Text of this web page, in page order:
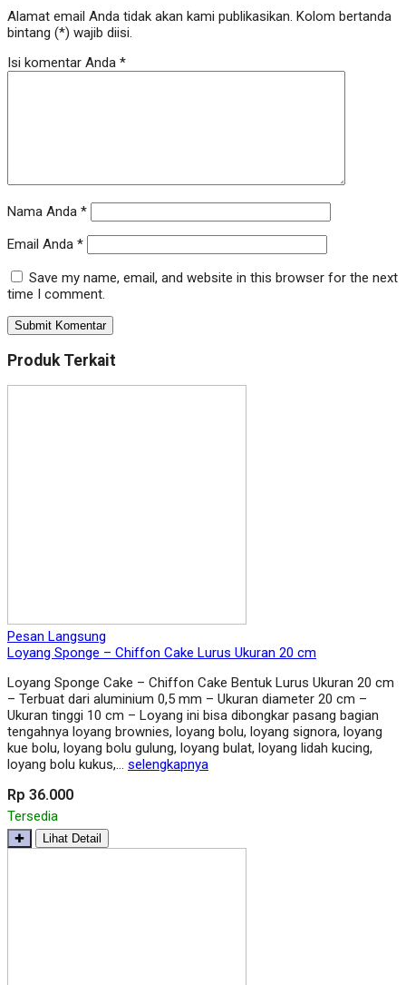
Alamat email Anda tidak akan kami publikasikan. Kolom bertanda
bintang (*) wajib diisi.
Isi komentar Anda *
Nama Anda *
Email Anda *
Save my name, email, and website in this browser for the next
time I comment.
Produk Terkait
Pesan Langsung
Loyang Sponge – Chiffon Cake Lurus Ukuran 20 cm
Loyang Sponge Cake – Chiffon Cake Bentuk Lurus Ukuran 20 cm
– Terbuat dari aluminium 0,5 mm – Ukuran diameter 20 cm –
Ukuran tinggi 10 cm – Loyang ini bisa dibongkar pasang bagian
tengahnya loyang brownies, loyang bolu, loyang signora, loyang
kue bolu, loyang bolu gulung, loyang bulat, loyang lidah kucing,
loyang bolu kukus,… selengkapnya
Rp 36.000
Tersedia
✚ Lihat Detail